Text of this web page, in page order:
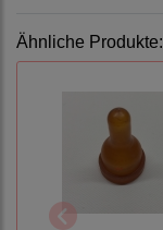
Ähnliche Produkte: